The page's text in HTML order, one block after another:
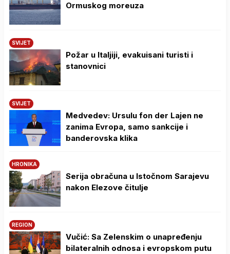
Ormuskog moreuza
SVIJET
Požar u Italjiji, evakuisani turisti i
stanovnici
SVIJET
Medvedev: Ursulu fon der Lajen ne
zanima Evropa, samo sankcije i
banderovska klika
HRONIKA
Serija obračuna u Istočnom Sarajevu
nakon Elezove čitulje
REGION
Vučić: Sa Zelenskim o unapređenju
bilateralnih odnosa i evropskom putu